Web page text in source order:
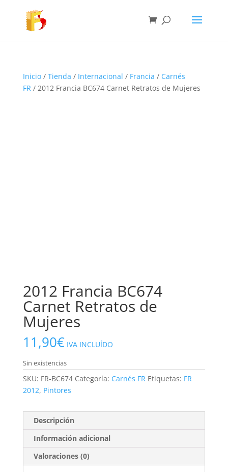
Inicio/ Tienda / Internacional / Francia / Carnés
FR/ 2012 Francia BC674 Carnet Retratos de Mujeres
2012 Francia BC674
Carnet Retratos de
Mujeres
11,90€ IVA INCLUÍDO
Sin existencias
SKU: FR-BC674 Categoría: Carnés FR Etiquetas: FR
2012, Pintores
Descripción
Información adicional
Valoraciones (0)